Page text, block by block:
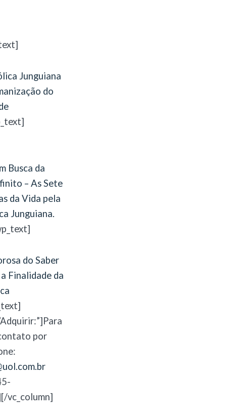
Junguiana
do
Busca da
– As Sete
da Vida pela
Junguiana.
do Saber
Finalidade da
por
vc_column]